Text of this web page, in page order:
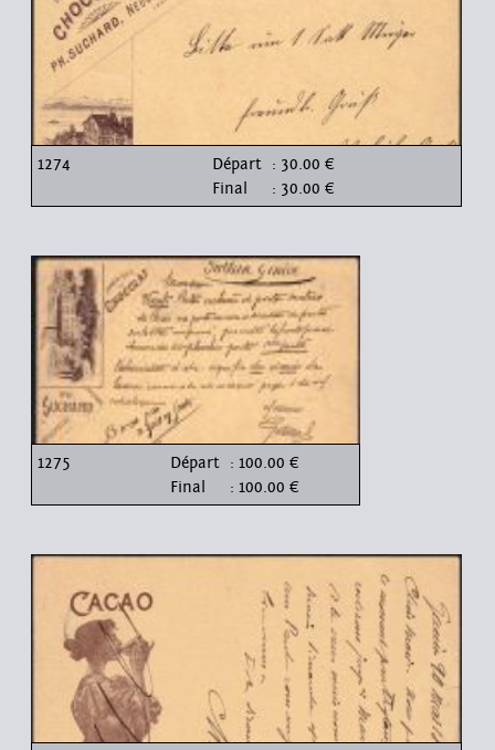
1274 Départ : 30.00 €
Final
: 30.00 €
1275 Départ : 100.00 €
Final
: 100.00 €